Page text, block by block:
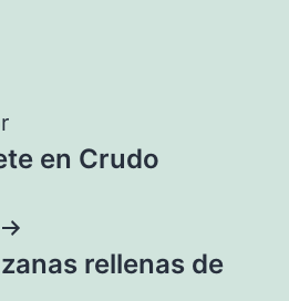
en Crudo
rellenas de